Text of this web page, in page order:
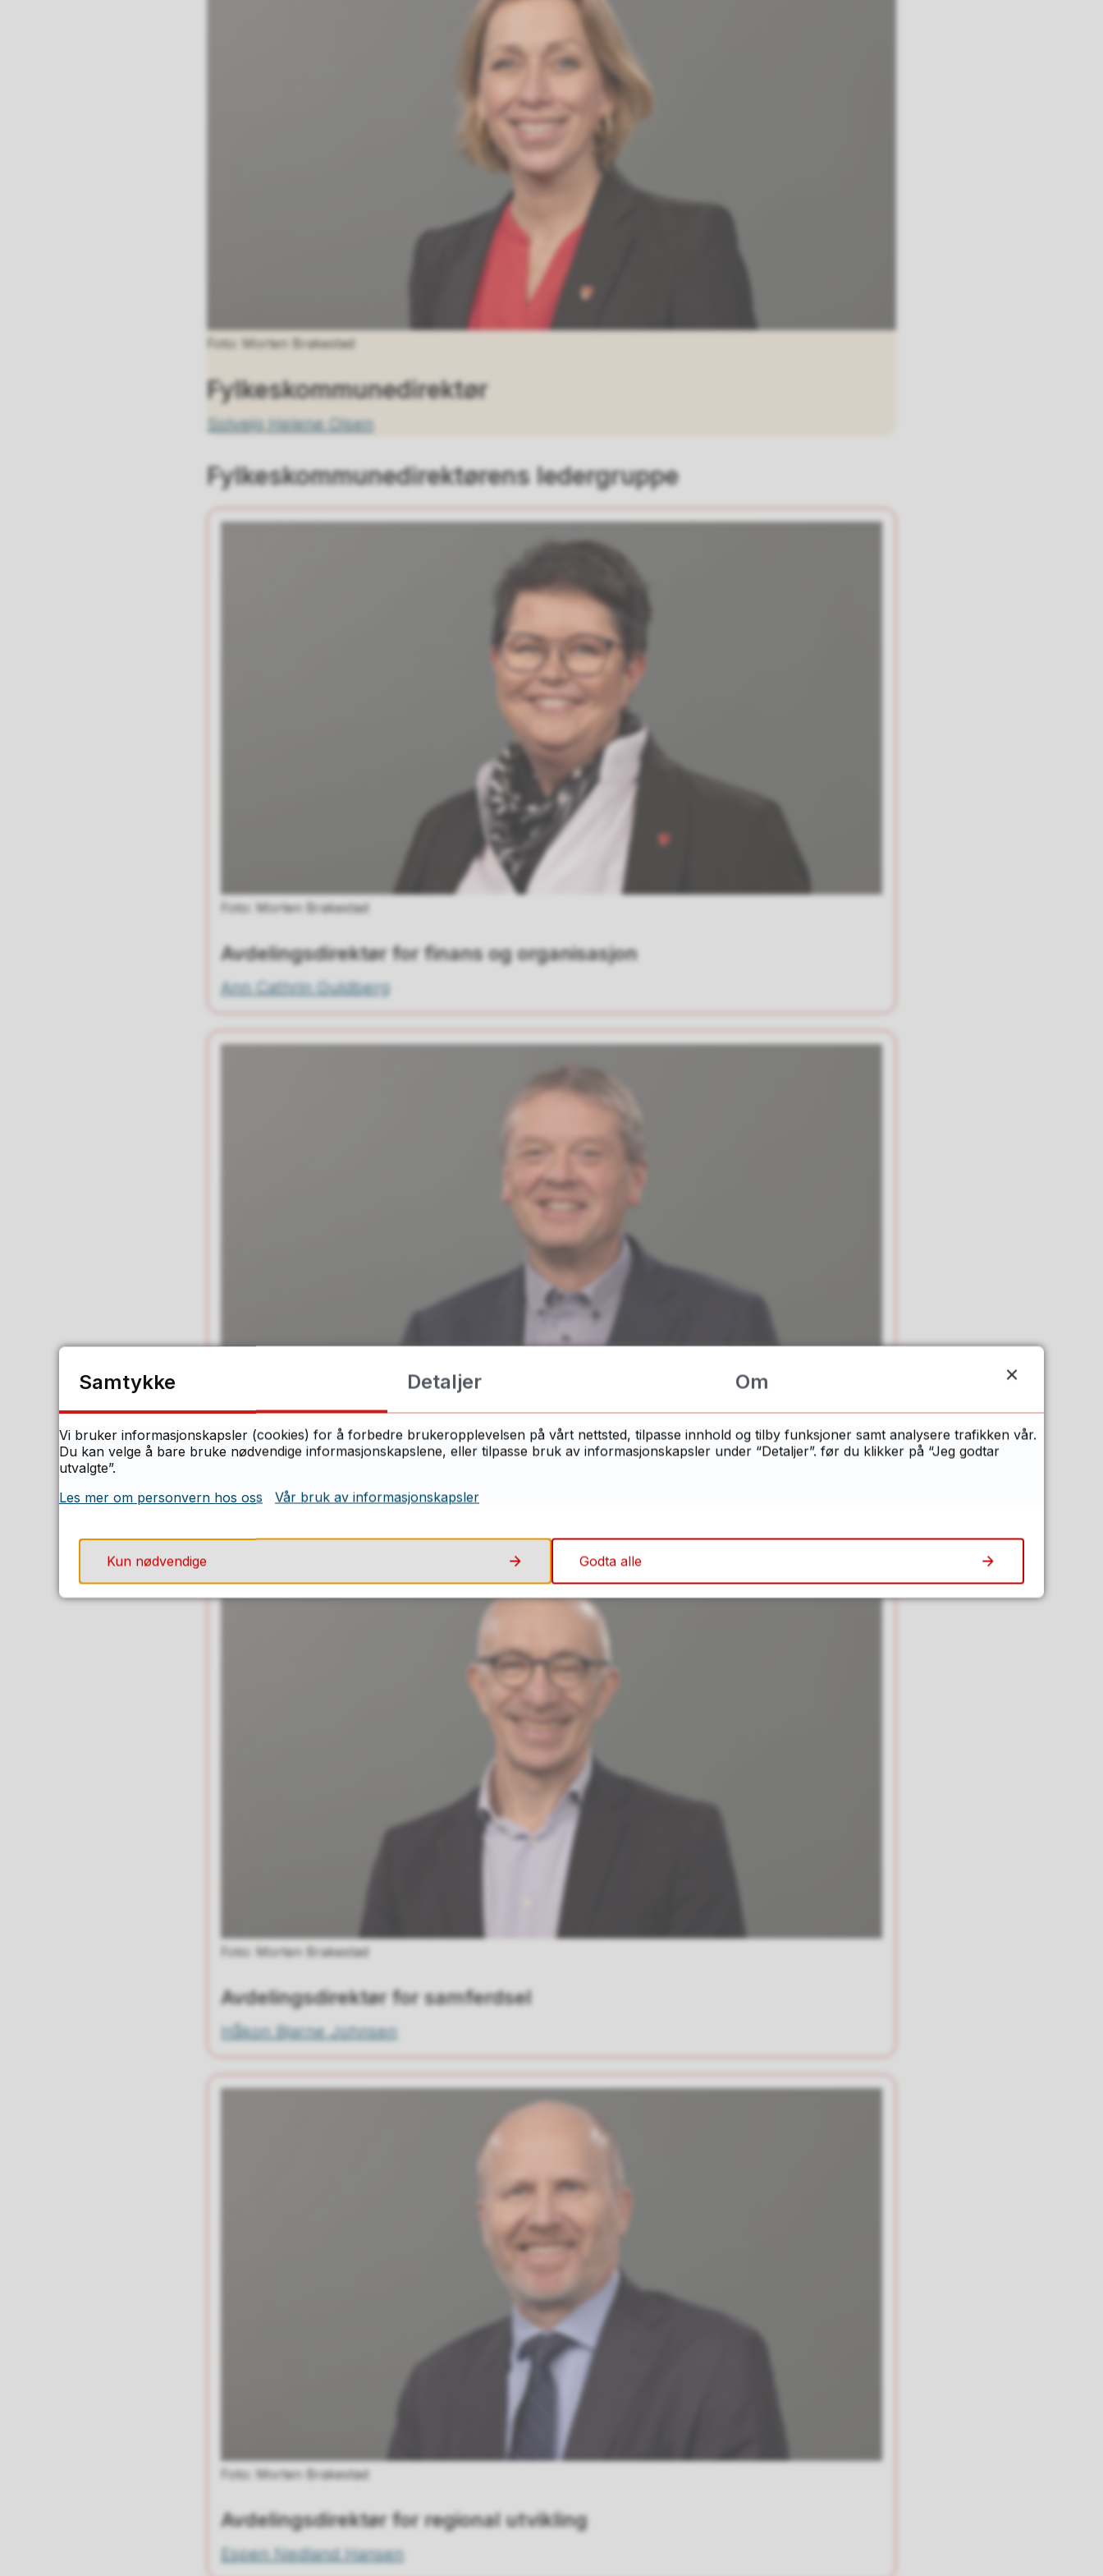
Morten Brakestad
Fylkeskommunedirektør
Solveig Helene Olsen
Fylkeskommunedirektørens ledergruppe
Morten Brakestad
Avdelingsdirektør for finans og organisasjon
Ann Cathrin Guldberg
Morten Brakestad
Brynjard Rønningen
Morten Brakestad
Avdelingsdirektør for samferdsel
Håkon Bjarne Johnsen
Morten Brakestad
Avdelingsdirektør for regional utvikling
Espen Nedland Hansen
Samtykke Detaljer Om
Vi bruker informasjonskapsler (cookies) for å forbedre brukeropplevelsen på vårt nettsted, tilpasse innhold og tilby funksjoner samt analysere trafikken vår.
Du kan velge å bare bruke nødvendige informasjonskapslene, eller tilpasse bruk av informasjonskapsler under “Detaljer”. før du klikker på “Jeg godtar
utvalgte”.
Les mer om personvern hos oss
Vår bruk av informasjonskapsler
Kun nødvendige Godta alle